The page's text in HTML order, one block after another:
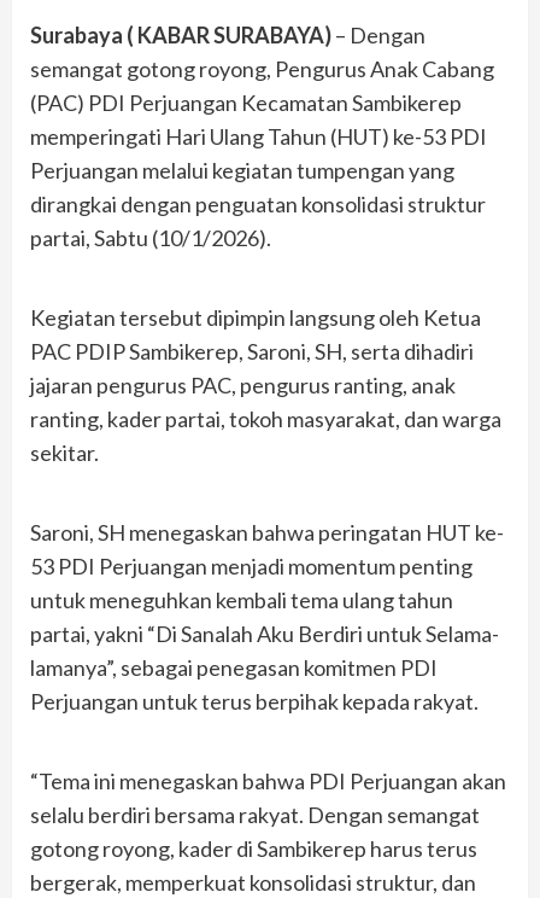
Surabaya ( KABAR SURABAYA)– Dengan
semangat gotong royong, Pengurus Anak Cabang
(PAC) PDI Perjuangan Kecamatan Sambikerep
memperingati Hari Ulang Tahun (HUT) ke-53 PDI
Perjuangan melalui kegiatan tumpengan yang
dirangkai dengan penguatan konsolidasi struktur
partai, Sabtu (10/1/2026).
Kegiatan tersebut dipimpin langsung oleh Ketua
PAC PDIP Sambikerep, Saroni, SH, serta dihadiri
jajaran pengurus PAC, pengurus ranting, anak
ranting, kader partai, tokoh masyarakat, dan warga
sekitar.
Saroni, SH menegaskan bahwa peringatan HUT ke-
53 PDI Perjuangan menjadi momentum penting
untuk meneguhkan kembali tema ulang tahun
partai, yakni “Di Sanalah Aku Berdiri untuk Selama-
lamanya”, sebagai penegasan komitmen PDI
Perjuangan untuk terus berpihak kepada rakyat.
“Tema ini menegaskan bahwa PDI Perjuangan akan
selalu berdiri bersama rakyat. Dengan semangat
gotong royong, kader di Sambikerep harus terus
bergerak, memperkuat konsolidasi struktur, dan